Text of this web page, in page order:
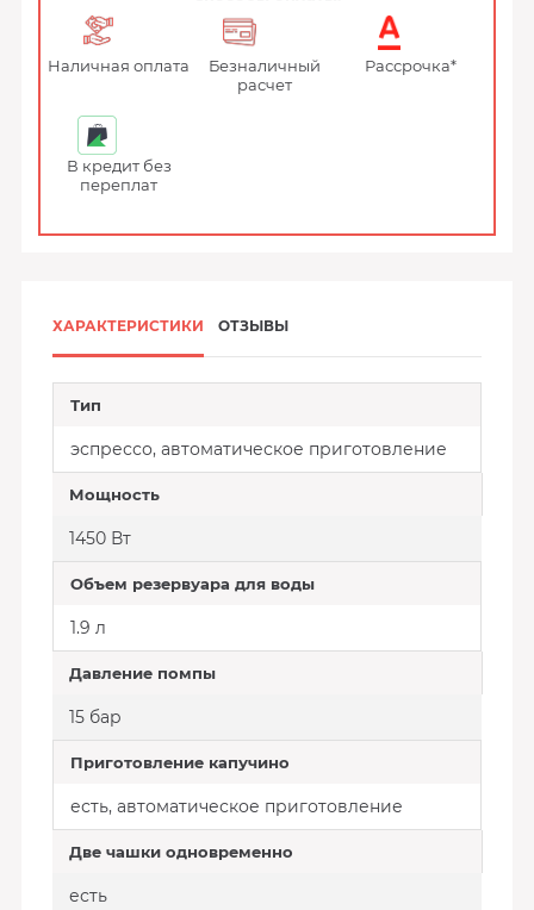
Наличная оплата
Безналичный
расчет
Рассрочка*
В кредит без
переплат
ХАРАКТЕРИСТИКИ ОТЗЫВЫ
Тип
эспрессо, автоматическое приготовление
Мощность
1450 Вт
Объем резервуара для воды
1.9 л
Давление помпы
15 бар
Приготовление капучино
есть, автоматическое приготовление
Две чашки одновременно
есть